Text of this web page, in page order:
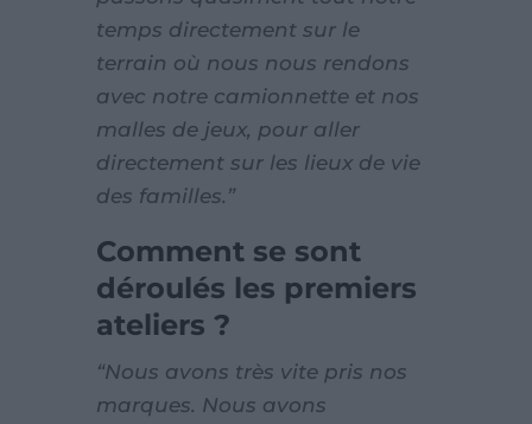
temps directement sur le
terrain où nous nous rendons
avec notre camionnette et nos
malles de jeux, pour aller
directement sur les lieux de vie
des familles.”
Comment se sont
déroulés les premiers
ateliers ?
“Nous avons très vite pris nos
marques. Nous avons